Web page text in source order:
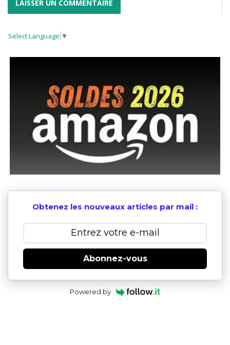
Select Language ▼
Obtenez les nouveaux articles par mail :
Abonnez-vous
Powered by